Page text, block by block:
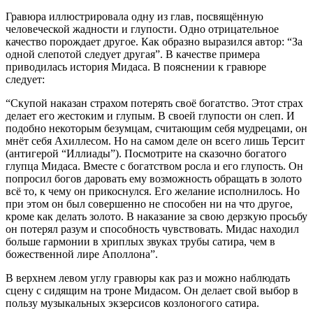
Гравюра иллюстрировала одну из глав, посвящённую
человеческой жадности и глупости. Одно отрицательное
качество порождает другое. Как образно выразился автор: “За
одной слепотой следует другая”. В качестве примера
приводилась история Мидаса. В пояснении к гравюре
следует:
“Скупой наказан страхом потерять своё богатство. Этот страх
делает его жестоким и глупым. В своей глупости он слеп. И
подобно некоторым безумцам, считающим себя мудрецами, он
мнёт себя Ахиллесом. Но на самом деле он всего лишь Терсит
(антигерой “Иллиады”). Посмотрите на сказочно богатого
глупца Мидаса. Вместе с богатством росла и его глупость. Он
попросил богов даровать ему возможность обращать в золото
всё то, к чему он прикоснулся. Его желание исполнилось. Но
при этом он был совершенно не способен ни на что другое,
кроме как делать золото. В наказание за свою дерзкую просьбу
он потерял разум и способность чувствовать. Мидас находил
больше гармонии в хриплых звуках трубы сатира, чем в
божественной лире Аполлона”.
В верхнем левом углу гравюры как раз и можно наблюдать
сцену с сидящим на троне Мидасом. Он делает свой выбор в
пользу музыкальных экзерсисов козлоногого сатира.